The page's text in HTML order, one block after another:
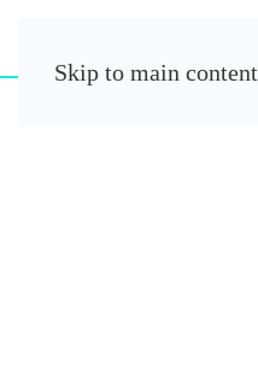
Skip to main content